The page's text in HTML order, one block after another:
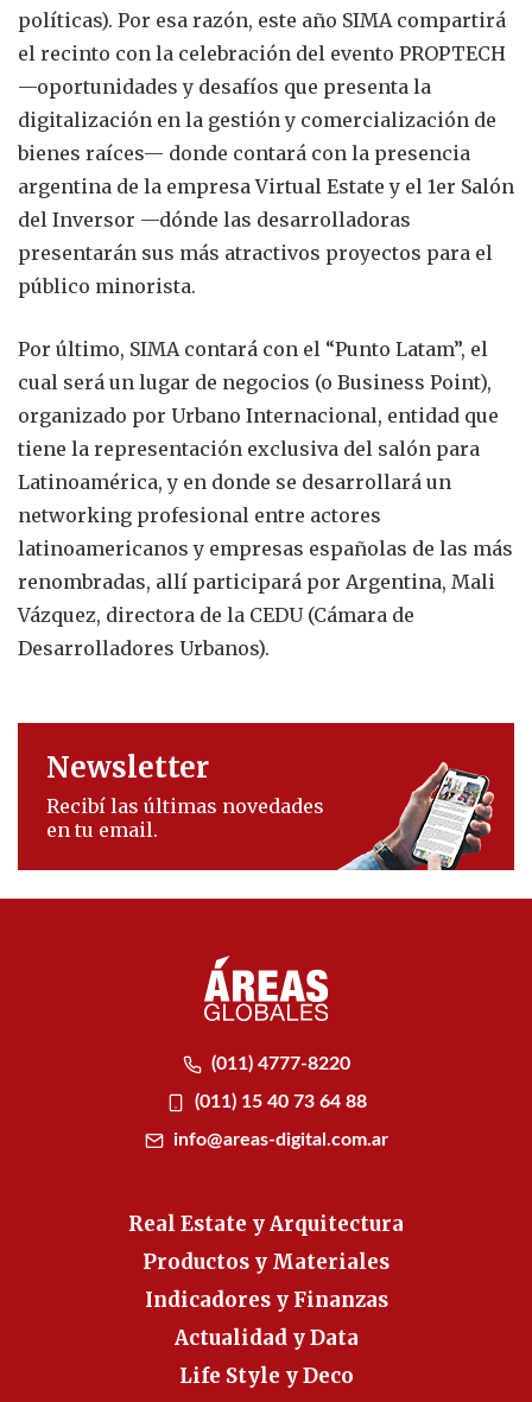
políticas). Por esa razón, este año SIMA compartirá
el recinto con la celebración del evento PROPTECH
—oportunidades y desafíos que presenta la
digitalización en la gestión y comercialización de
bienes raíces— donde contará con la presencia
argentina de la empresa Virtual Estate y el 1er Salón
del Inversor —dónde las desarrolladoras
presentarán sus más atractivos proyectos para el
público minorista.
Por último, SIMA contará con el “Punto Latam”, el
cual será un lugar de negocios (o Business Point),
organizado por Urbano Internacional, entidad que
tiene la representación exclusiva del salón para
Latinoamérica, y en donde se desarrollará un
networking profesional entre actores
latinoamericanos y empresas españolas de las más
renombradas, allí participará por Argentina, Mali
Vázquez, directora de la CEDU (Cámara de
Desarrolladores Urbanos).
Newsletter
Recibí las últimas novedades
en tu email.
(011) 4777-8220
(011) 15 40 73 64 88
info@areas-digital.com.ar
Real Estate y Arquitectura
Productos y Materiales
Indicadores y Finanzas
Actualidad y Data
Life Style y Deco